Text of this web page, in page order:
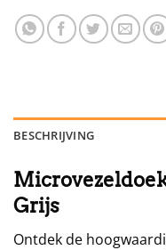
BESCHRIJVING
Grijs
Ontdek de